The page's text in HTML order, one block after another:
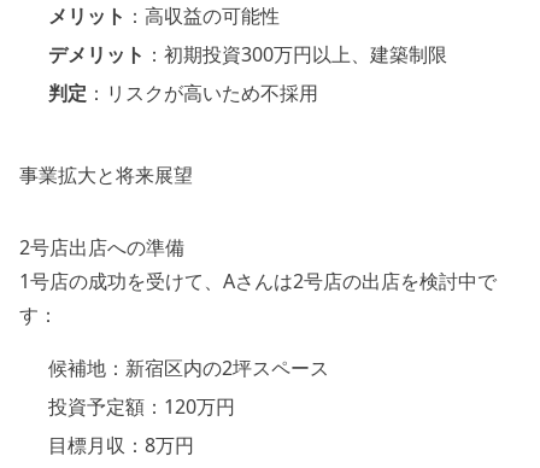
メリット ：高収益の可能性
デメリット ：初期投資300万円以上、建築制限
判定 ：リスクが高いため不採用
事業拡大と将来展望
2号店出店への準備
1号店の成功を受けて、Aさんは2号店の出店を検討中で
す：
候補地：新宿区内の2坪スペース
投資予定額：120万円
目標月収：8万円